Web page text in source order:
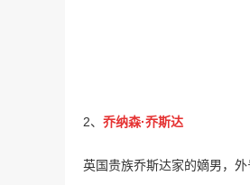
2、 乔纳森·乔斯达
英国贵族乔斯达家的嫡男，